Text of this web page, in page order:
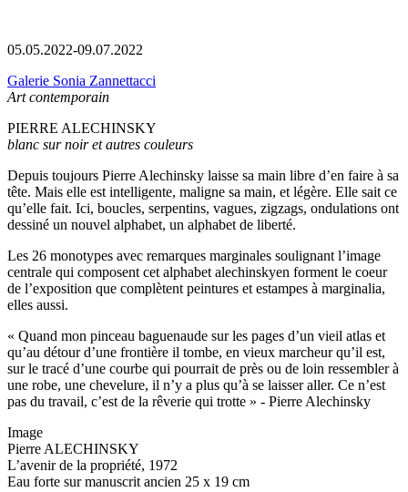
05.05.2022-09.07.2022
Galerie Sonia Zannettacci
Art contemporain
PIERRE ALECHINSKY
blanc sur noir et autres couleurs
Depuis toujours Pierre Alechinsky laisse sa main libre d’en faire à sa
tête. Mais elle est intelligente, maligne sa main, et légère. Elle sait ce
qu’elle fait. Ici, boucles, serpentins, vagues, zigzags, ondulations ont
dessiné un nouvel alphabet, un alphabet de liberté.
Les 26 monotypes avec remarques marginales soulignant l’image
centrale qui composent cet alphabet alechinskyen forment le coeur
de l’exposition que complètent peintures et estampes à marginalia,
elles aussi.
« Quand mon pinceau baguenaude sur les pages d’un vieil atlas et
qu’au détour d’une frontière il tombe, en vieux marcheur qu’il est,
sur le tracé d’une courbe qui pourrait de près ou de loin ressembler à
une robe, une chevelure, il n’y a plus qu’à se laisser aller. Ce n’est
pas du travail, c’est de la rêverie qui trotte » - Pierre Alechinsky
Image
Pierre ALECHINSKY
L’avenir de la propriété, 1972
Eau forte sur manuscrit ancien 25 x 19 cm